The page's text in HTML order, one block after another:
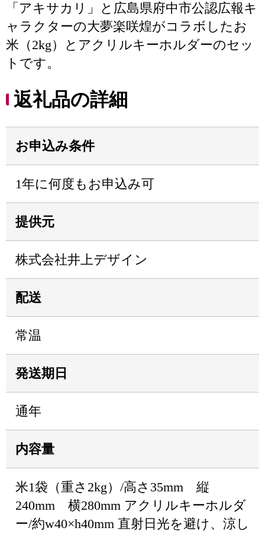
「アキサカリ」と広島県府中市公認広報キ
ャラクターの大夢楽咲煌がコラボしたお
米（2kg）とアクリルキーホルダーのセッ
トです。
返礼品の詳細
お申込み条件
1年に何度もお申込み可
提供元
株式会社井上デザイン
配送
常温
発送期日
通年
内容量
米1袋（重さ2kg）/高さ35mm 縦
240mm 横280mm アクリルキーホルダ
ー/約w40×h40mm 直射日光を避け、涼し